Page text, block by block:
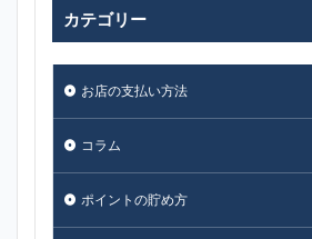
カテゴリー
お店の支払い方法
コラム
ポイントの貯め方